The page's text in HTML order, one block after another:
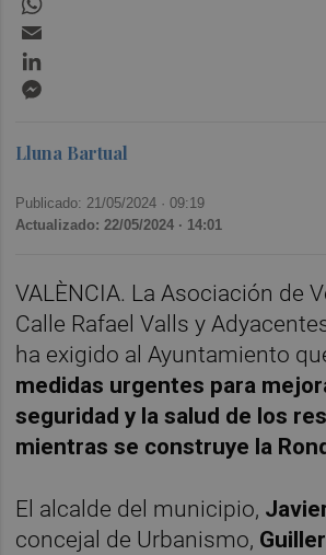
Lluna Bartual
Publicado: 21/05/2024 ·09:19
Actualizado: 22/05/2024 · 14:01
VALÈNCIA. La Asociación de
Calle Rafael Valls y
ha exigido al Ayuntamiento
medidas urgentes para
seguridad y la salud de los
mientras se construye la
El alcalde del municipio,
concejal de Urbanismo,